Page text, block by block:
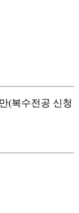
(복수전공 신청